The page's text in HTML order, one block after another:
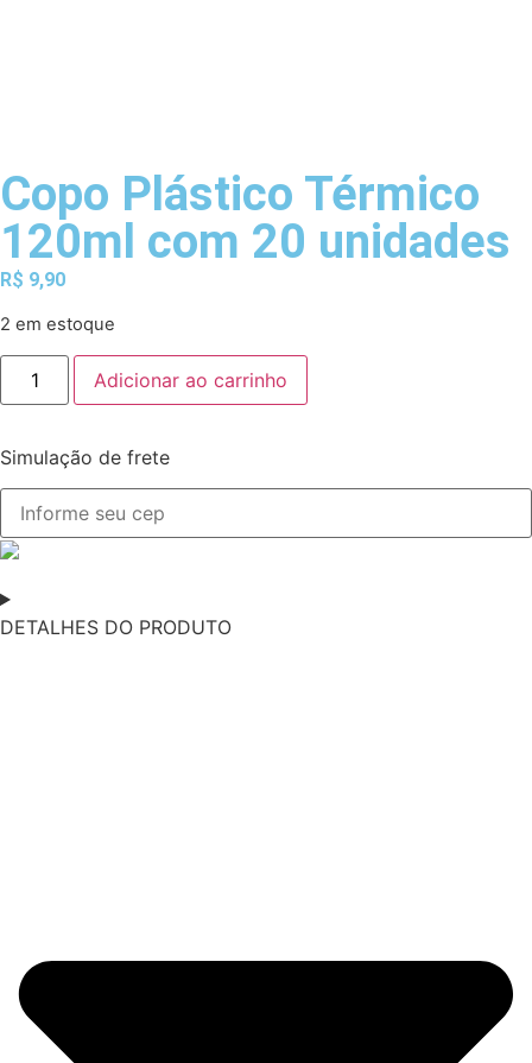
Copo Plástico Térmico
120ml com 20 unidades
R$ 9,90
2 em estoque
Adicionar ao carrinho
Simulação de frete
DETALHES DO PRODUTO